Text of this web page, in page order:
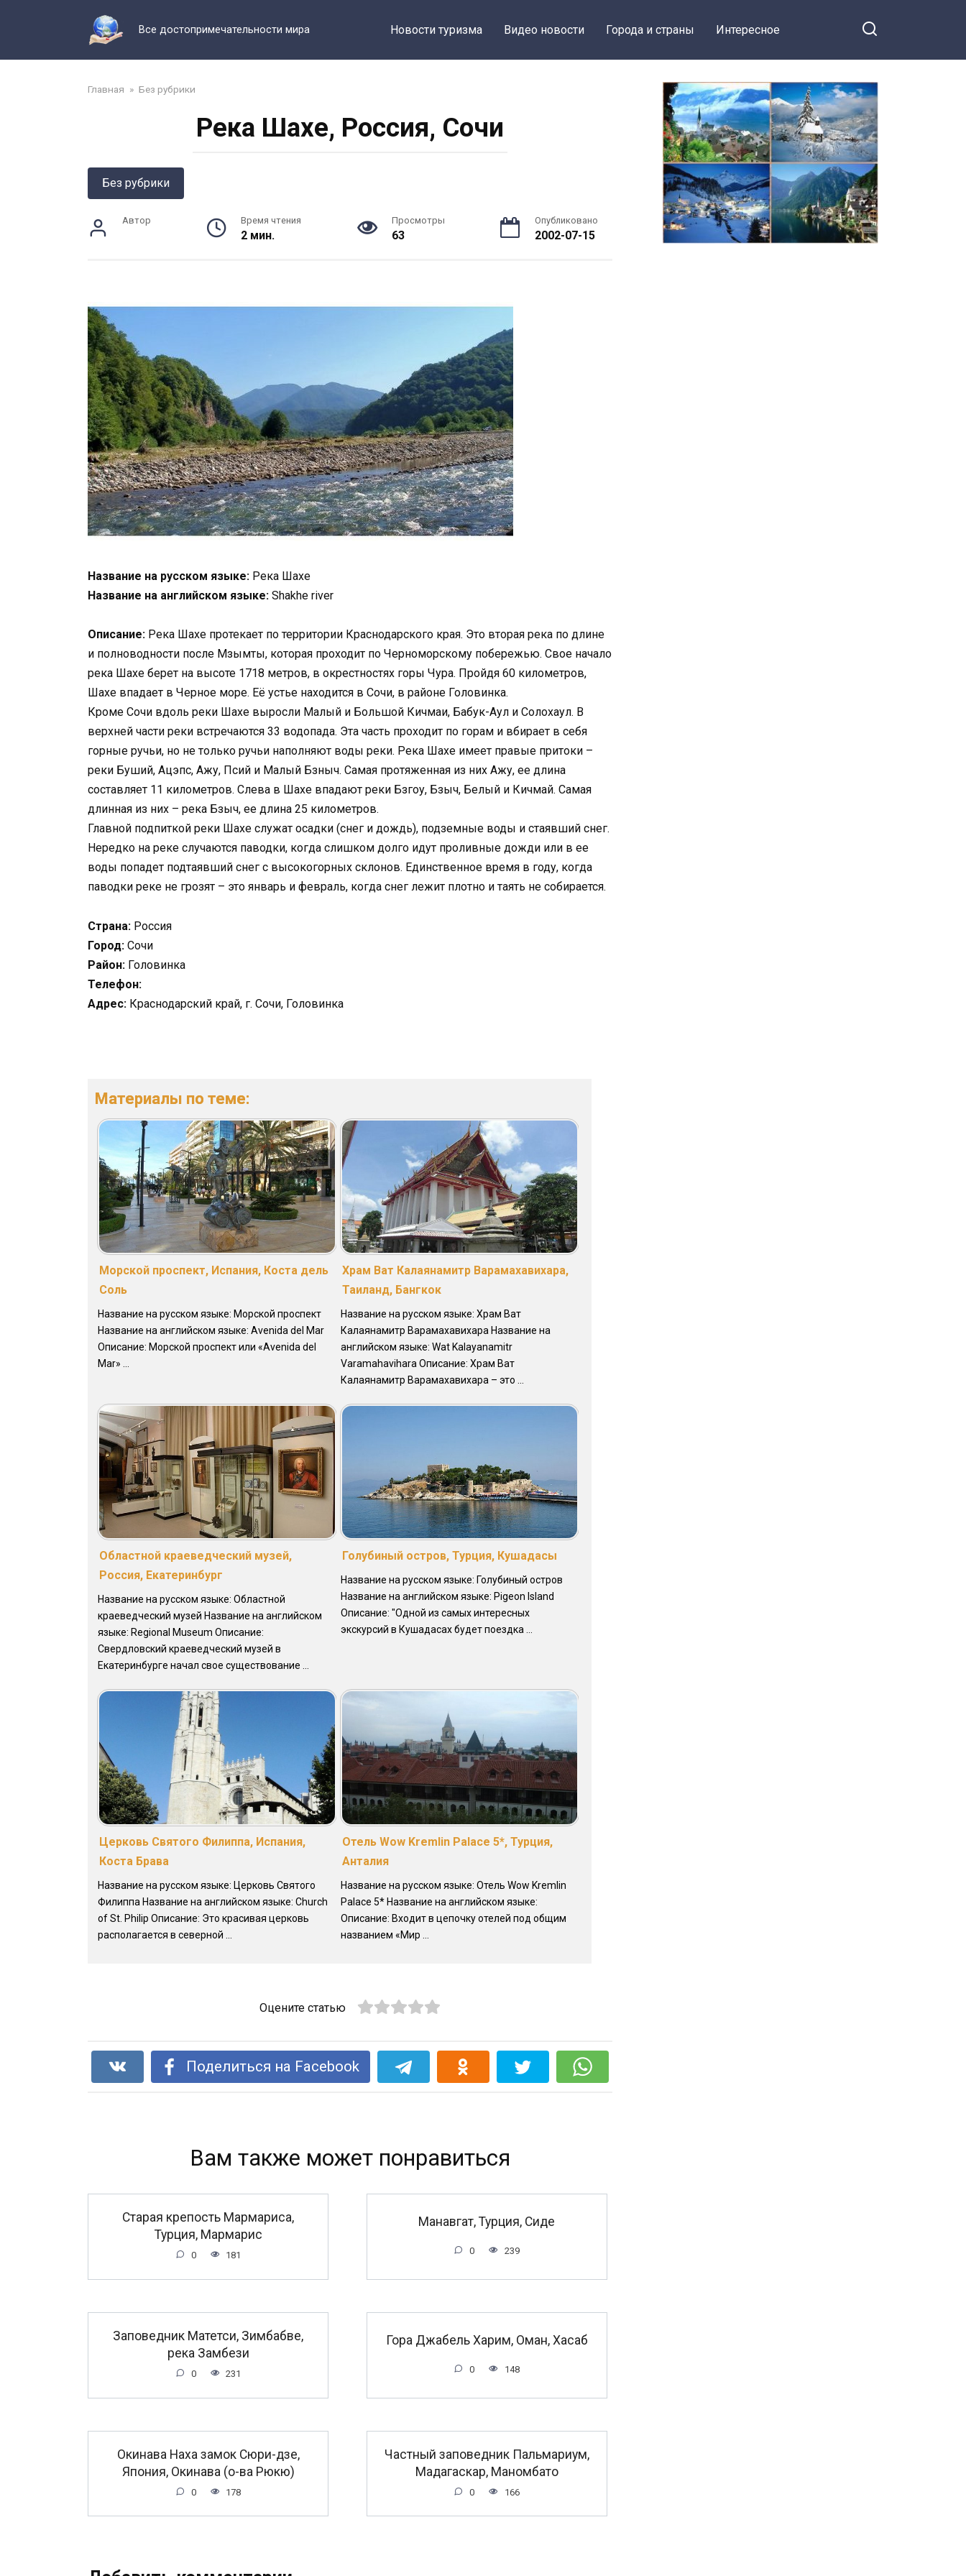
Все достопримечательности мира Новости туризма Видео новости Города и страны Интересное
Главная » Без рубрики
Река Шахе, Россия, Сочи
Без рубрики
Автор Время чтения
2 мин.
Просмотры
63
Опубликовано
2002-07-15
Название на русском языке: Река Шахе
Название на английском языке: Shakhe river
Описание: Река Шахе протекает по территории Краснодарского края. Это вторая река по длине
и полноводности после Мзымты, которая проходит по Черноморскому побережью. Свое начало
река Шахе берет на высоте 1718 метров, в окрестностях горы Чура. Пройдя 60 километров,
Шахе впадает в Черное море. Её устье находится в Сочи, в районе Головинка.
Кроме Сочи вдоль реки Шахе выросли Малый и Большой Кичмаи, Бабук-Аул и Солохаул. В
верхней части реки встречаются 33 водопада. Эта часть проходит по горам и вбирает в себя
горные ручьи, но не только ручьи наполняют воды реки. Река Шахе имеет правые притоки –
реки Буший, Ацэпс, Ажу, Псий и Малый Бзныч. Самая протяженная из них Ажу, ее длина
составляет 11 километров. Слева в Шахе впадают реки Бзгоу, Бзыч, Белый и Кичмай. Самая
длинная из них – река Бзыч, ее длина 25 километров.
Главной подпиткой реки Шахе служат осадки (снег и дождь), подземные воды и стаявший снег.
Нередко на реке случаются паводки, когда слишком долго идут проливные дожди или в ее
воды попадет подтаявший снег с высокогорных склонов. Единственное время в году, когда
паводки реке не грозят – это январь и февраль, когда снег лежит плотно и таять не собирается.
Страна: Россия
Город: Сочи
Район: Головинка
Телефон:
Адрес: Краснодарский край, г. Сочи, Головинка
Материалы по теме:
Морской проспект, Испания, Коста дель
Соль
Название на русском языке: Морской проспект
Название на английском языке: Avenida del Mar
Описание: Морской проспект или «Avenida del
Mar» ...
Храм Ват Калаянамитр Варамахавихара,
Таиланд, Бангкок
Название на русском языке: Храм Ват
Калаянамитр Варамахавихара Название на
английском языке: Wat Kalayanamitr
Varamahavihara Описание: Храм Ват
Калаянамитр Варамахавихара – это ...
Областной краеведческий музей,
Россия, Екатеринбург
Название на русском языке: Областной
краеведческий музей Название на английском
языке: Regional Museum Описание:
Свердловский краеведческий музей в
Екатеринбурге начал свое существование ...
Голубиный остров, Турция, Кушадасы
Название на русском языке: Голубиный остров
Название на английском языке: Pigeon Island
Описание: "Одной из самых интересных
экскурсий в Кушадасах будет поездка ...
Церковь Святого Филиппа, Испания,
Коста Брава
Название на русском языке: Церковь Святого
Филиппа Название на английском языке: Church
of St. Philip Описание: Это красивая церковь
располагается в северной ...
Отель Wow Kremlin Palace 5*, Турция,
Анталия
Название на русском языке: Отель Wow Kremlin
Palace 5* Название на английском языке:
Описание: Входит в цепочку отелей под общим
названием «Мир ...
Оцените статью
Поделиться на Facebook
Вам также может понравиться
Старая крепость Мармариса,
Турция, Мармарис
0 181
Манавгат, Турция, Сиде
0 239
Заповедник Матетси, Зимбабве,
река Замбези
0 231
Гора Джабель Харим, Оман, Хасаб
0 148
Окинава Наха замок Сюри-дзе,
Япония, Окинава (о-ва Рюкю)
0 178
Частный заповедник Пальмариум,
Мадагаскар, Маномбато
0 166